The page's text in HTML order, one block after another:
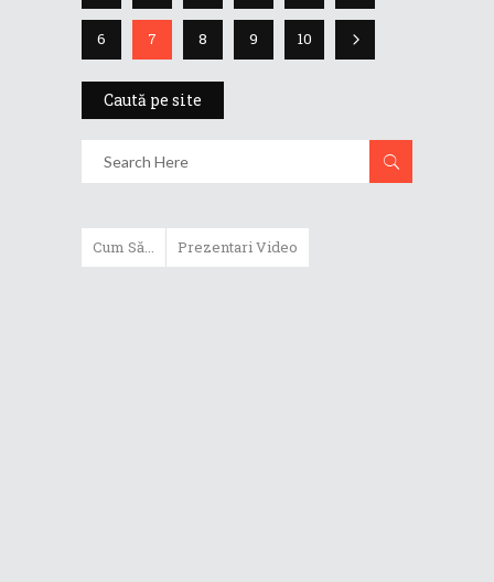
6 7 8 9 10
Caută pe site
Cum Să... Prezentari Video